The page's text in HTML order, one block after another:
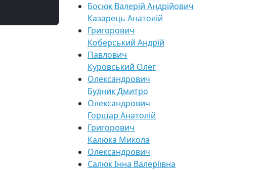
Босюк Валерій Андрійович
Казарець Анатолій
Григорович
Коберський Андрій
Павлович
Куровський Олег
Олександрович
Будник Дмитро
Олександрович
Горщар Анатолій
Григорович
Калюка Микола
Олександрович
Салюк Інна Валеріївна